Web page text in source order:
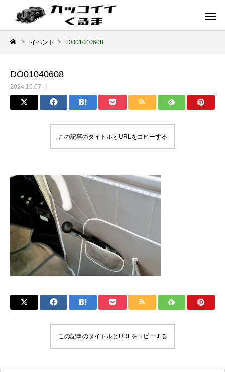
イギリス車
ENGLAND
イベント DO01040608
DO01040608
2024.10.07
この記事のタイトルとURLをコピーする
この記事のタイトルとURLをコピーする